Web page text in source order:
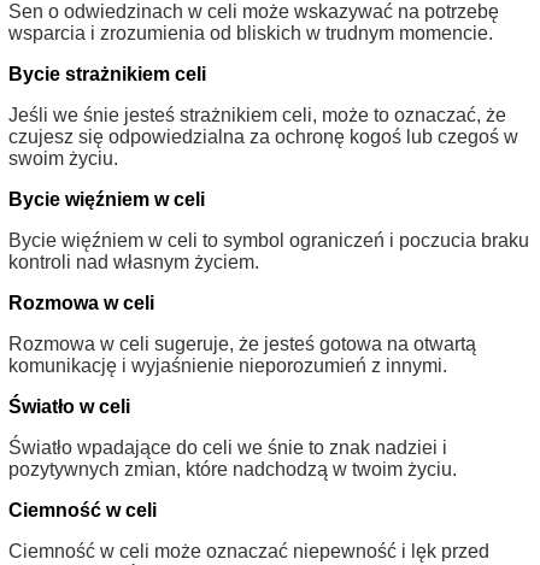
Sen o odwiedzinach w celi może wskazywać na potrzebę
wsparcia i zrozumienia od bliskich w trudnym momencie.
Bycie strażnikiem celi
Jeśli we śnie jesteś strażnikiem celi, może to oznaczać, że
czujesz się odpowiedzialna za ochronę kogoś lub czegoś w
swoim życiu.
Bycie więźniem w celi
Bycie więźniem w celi to symbol ograniczeń i poczucia braku
kontroli nad własnym życiem.
Rozmowa w celi
Rozmowa w celi sugeruje, że jesteś gotowa na otwartą
komunikację i wyjaśnienie nieporozumień z innymi.
Światło w celi
Światło wpadające do celi we śnie to znak nadziei i
pozytywnych zmian, które nadchodzą w twoim życiu.
Ciemność w celi
Ciemność w celi może oznaczać niepewność i lęk przed